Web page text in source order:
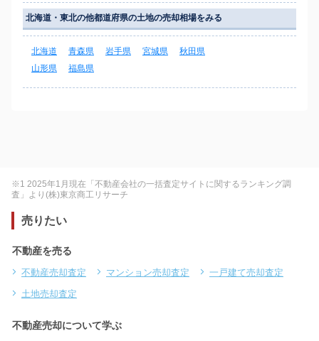
北海道・東北の他都道府県の土地の売却相場をみる
北海道 青森県 岩手県 宮城県
秋田県
山形県
福島県
※1 2025年1月現在「不動産会社の一括査定サイトに関するランキング調
査」より(株)東京商工リサーチ
売りたい
不動産を売る
不動産売却査定 マンション売却査定
一戸建て売却査定
土地売却査定
不動産売却について学ぶ